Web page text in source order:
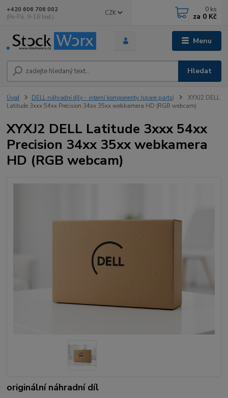
Menu
CZK
Hledat
+420 606 706 002
(Po-Pá, 9-18 hod.)
0 ks
za 0 Kč
Úvod DELL náhradní díly - interní komponenty (spare parts)
XYXJ2 DELL
Latitude 3xxx 54xx Precision 34xx 35xx webkamera HD (RGB webcam)
XYXJ2 DELL Latitude 3xxx 54xx
Precision 34xx 35xx webkamera
HD (RGB webcam)
originální náhradní díl